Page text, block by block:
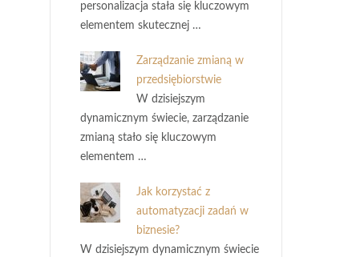
personalizacja stała się kluczowym
elementem skutecznej …
Zarządzanie zmianą w
przedsiębiorstwie
W dzisiejszym
dynamicznym świecie, zarządzanie
zmianą stało się kluczowym
elementem …
Jak korzystać z
automatyzacji zadań w
biznesie?
W dzisiejszym dynamicznym świecie